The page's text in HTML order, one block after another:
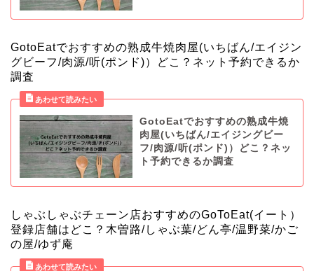
GotoEatでおすすめの熟成牛焼肉屋(いちばん/エイジン
グビーフ/肉源/听(ポンド)）どこ？ネット予約できるか
調査
GotoEatでおすすめの熟成牛焼
肉屋(いちばん/エイジングビー
フ/肉源/听(ポンド)）どこ？ネッ
ト予約できるか調査
しゃぶしゃぶチェーン店おすすめのGoToEat(イート）
登録店舗はどこ？木曽路/しゃぶ葉/どん亭/温野菜/かご
の屋/ゆず庵